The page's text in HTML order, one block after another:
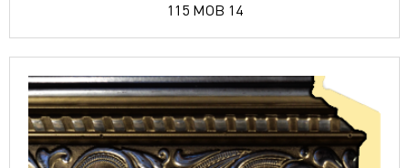
115 MOB 14